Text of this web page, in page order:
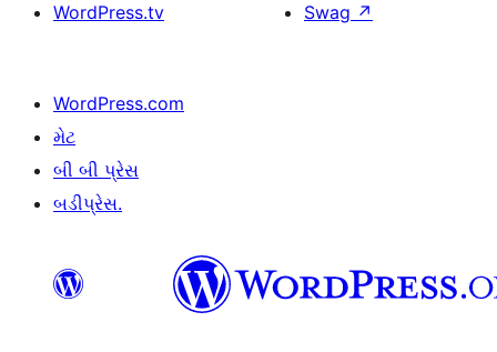
WordPress.tv
Swag ↗
WordPress.com
મેટ
બી બી પ્રેસ
બડીપ્રેસ.